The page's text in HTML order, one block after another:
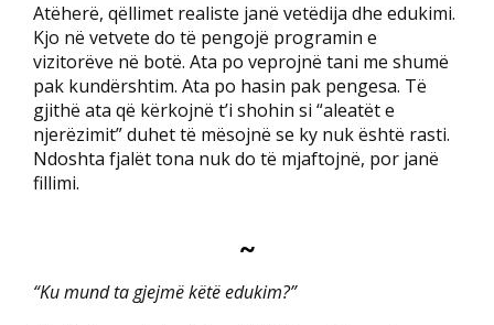
Atëherë, qëllimet realiste janë vetëdija dhe edukimi.
Kjo në vetvete do të pengojë programin e
vizitorëve në botë. Ata po veprojnë tani me shumë
pak kundërshtim. Ata po hasin pak pengesa. Të
gjithë ata që kërkojnë t’i shohin si “aleatët e
njerëzimit” duhet të mësojnë se ky nuk është rasti.
Ndoshta fjalët tona nuk do të mjaftojnë, por janë
fillimi.
~
“Ku mund ta gjejmë këtë edukim?”